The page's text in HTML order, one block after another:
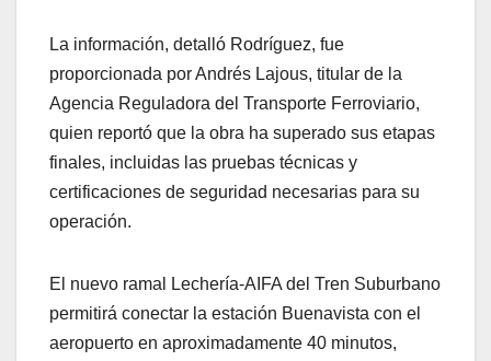
La información, detalló Rodríguez, fue
proporcionada por Andrés Lajous, titular de la
Agencia Reguladora del Transporte Ferroviario,
quien reportó que la obra ha superado sus etapas
finales, incluidas las pruebas técnicas y
certificaciones de seguridad necesarias para su
operación.
El nuevo ramal Lechería-AIFA del Tren Suburbano
permitirá conectar la estación Buenavista con el
aeropuerto en aproximadamente 40 minutos,